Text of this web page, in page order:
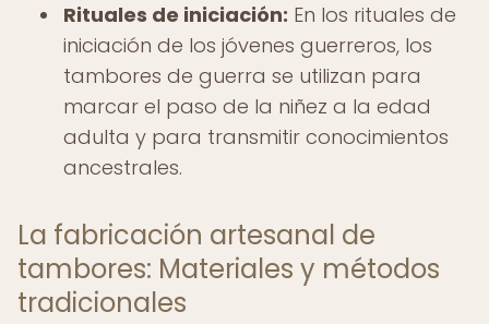
Rituales de iniciación: En los rituales de
iniciación de los jóvenes guerreros, los
tambores de guerra se utilizan para
marcar el paso de la niñez a la edad
adulta y para transmitir conocimientos
ancestrales.
La fabricación artesanal de
tambores: Materiales y métodos
tradicionales